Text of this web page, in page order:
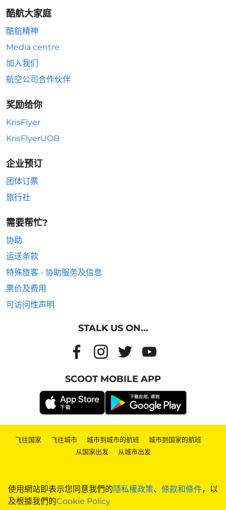
使用網站即表示您同意我們的隱私權政策、 條款和條件，以
及根據我們的Cookie Policy
酷航大家庭
酷航精神
Media centre
加入我们
航空公司合作伙伴
奖励给你
KrisFlyer
KrisFlyerUOB
企业预订
团体订票
旅行社
需要帮忙?
协助
运送条款
特殊旅客 - 协助服务及信息
票价及费用
可访问性声明
STALK US ON...
SCOOT MOBILE APP
飞往国家 | 飞往城市 | 城市到城市的航班 | 城市到国家的航班 |
从国家出发 | 从城市出发